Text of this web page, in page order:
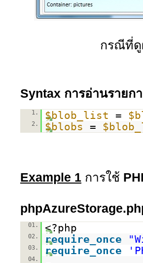
กรณีที่
Syntax การอ่านรายก
1. $blob_list =
2. $blobs =
Example 1 การใช้
01. <?php
02. require_once
03. require_once
04.